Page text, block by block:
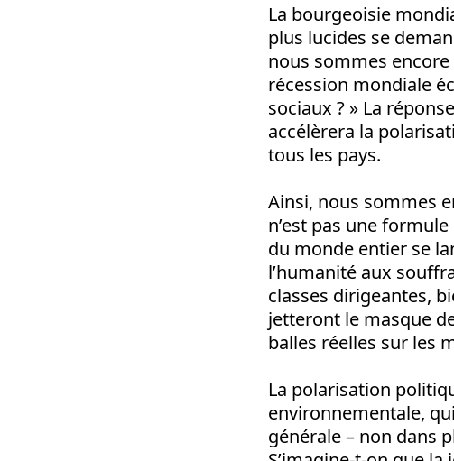
La bourgeoisie
plus lucides se
nous sommes encore
récession mondiale
sociaux ? » La
accélèrera la
tous les pays.
Ainsi, nous sommes
n’est pas une
du monde entier se
l’humanité aux
classes dirigeantes,
jetteront le masque
balles réelles sur les
La polarisation
environnementale,
générale – non dans